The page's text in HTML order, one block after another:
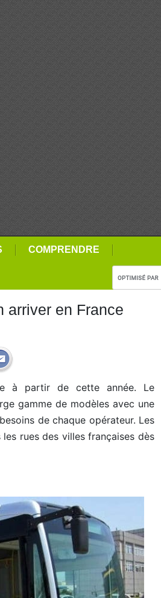
COMPRENDRE
arriver en France
à partir de cette année. Le
gamme de modèles avec une
de chaque opérateur. Les
rues des villes françaises dès